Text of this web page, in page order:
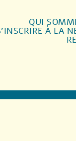
QUI
À LA